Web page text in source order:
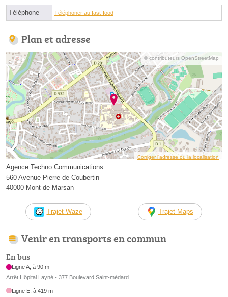
Téléphone Téléphoner au fast-food
Plan et adresse
© contributeurs OpenStreetMap
Corriger l’adresse ou la localisation
Agence Techno.Communications
560 Avenue Pierre de Coubertin
40000 Mont-de-Marsan
Trajet Waze Trajet Maps
Venir en transports en commun
En bus
Ligne A, à 90 m
Arrêt Hôpital Layné - 377 Boulevard Saint-médard
Ligne E, à 419 m